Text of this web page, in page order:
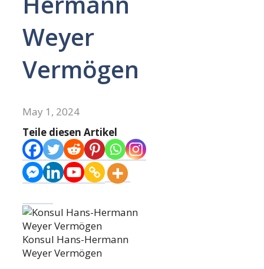
Weyer
Vermögen
May 1, 2024
Teile diesen Artikel
Konsul Hans-Hermann
Weyer Vermögen